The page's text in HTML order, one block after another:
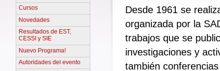
Cursos
Novedades
Resultados de EST,
CESSI y SIE
Nuevo Programa!
Autoridades del evento
Desde 1961 se
organizada por la
trabajos que se
investigaciones y
también